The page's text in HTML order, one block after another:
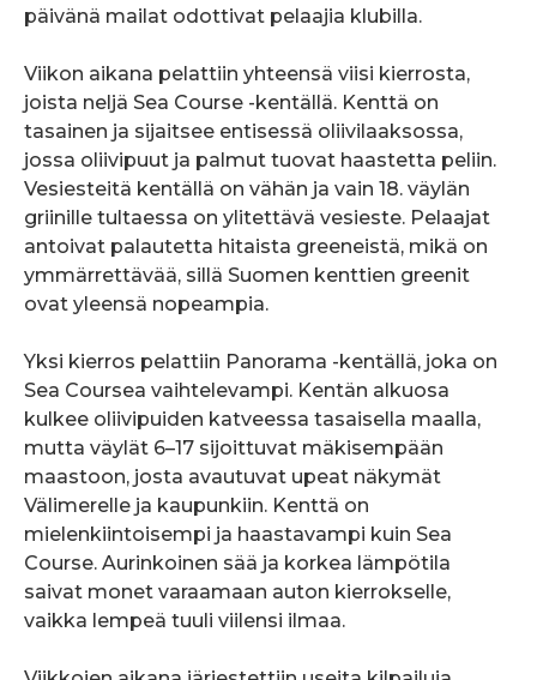
päivänä mailat odottivat pelaajia klubilla.
Viikon aikana pelattiin yhteensä viisi kierrosta,
joista neljä Sea Course -kentällä. Kenttä on
tasainen ja sijaitsee entisessä oliivilaaksossa,
jossa oliivipuut ja palmut tuovat haastetta peliin.
Vesiesteitä kentällä on vähän ja vain 18. väylän
griinille tultaessa on ylitettävä vesieste. Pelaajat
antoivat palautetta hitaista greeneistä, mikä on
ymmärrettävää, sillä Suomen kenttien greenit
ovat yleensä nopeampia.
Yksi kierros pelattiin Panorama -kentällä, joka on
Sea Coursea vaihtelevampi. Kentän alkuosa
kulkee oliivipuiden katveessa tasaisella maalla,
mutta väylät 6–17 sijoittuvat mäkisempään
maastoon, josta avautuvat upeat näkymät
Välimerelle ja kaupunkiin. Kenttä on
mielenkiintoisempi ja haastavampi kuin Sea
Course. Aurinkoinen sää ja korkea lämpötila
saivat monet varaamaan auton kierrokselle,
vaikka lempeä tuuli viilensi ilmaa.